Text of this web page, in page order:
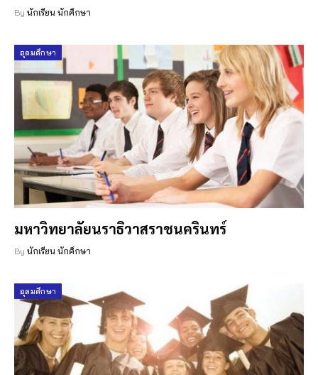
By นักเรียน นักศึกษา
อุดมศึกษา
มหาวิทยาลัยนราธิวาสราชนครินทร์
By นักเรียน นักศึกษา
อุดมศึกษา